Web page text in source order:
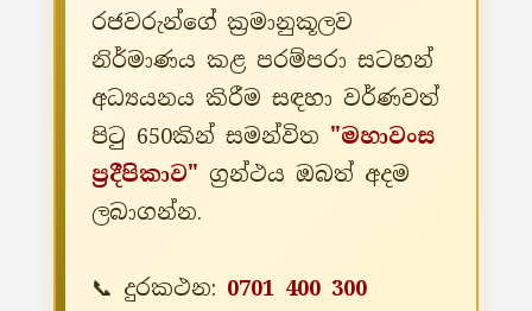
රජවරුන්ගේ ක්‍රමානුකූලව
නිර්මාණය කළ පරම්පරා සටහන්
අධ්‍යයනය කිරීම සඳහා වර්ණවත්
පිටු 650කින් සමන්විත "මහාවංස
ප්‍රදීපිකාව" ග්‍රන්ථය ඔබත් අදම
ලබාගන්න.
📞 දුරකථන: 0701 400 300